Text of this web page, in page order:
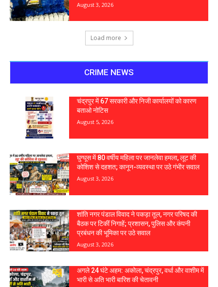
August 3, 2026
Load more
CRIME NEWS
चंद्रपुर में 67 सरकारी और निजी कार्यालयों को कारण
बताओ नोटिस
August 5, 2026
घुग्घूस में 80 वर्षीय महिला पर जानलेवा हमला, लूट की
कोशिश से दहशत; कानून-व्यवस्था पर उठे गंभीर सवाल
August 3, 2026
शांति नगर पंडाल विवाद ने पकड़ा तूल, नगर परिषद की
बैठक पर टिकीं निगाहें; प्रशासन, पुलिस और कंपनी
प्रबंधन की भूमिका पर उठे सवाल
August 3, 2026
अगले 24 घंटे अहम: अकोला, चंद्रपुर, वर्धा और वाशीम में
भारी से अति भारी बारिश की चेतावनी